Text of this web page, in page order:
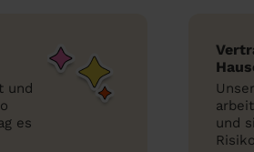
und
es
und